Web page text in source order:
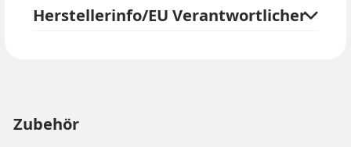
Donald Trump Perücke und einem eigenen schwarzen
Herstellerinfo/EU Verantwortlicher
Zubehör